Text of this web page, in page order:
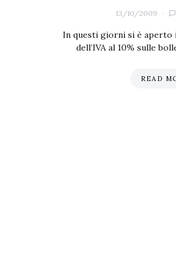
13/10/2009
In questi giorni si è
dell’IVA al 10% sulle
READ